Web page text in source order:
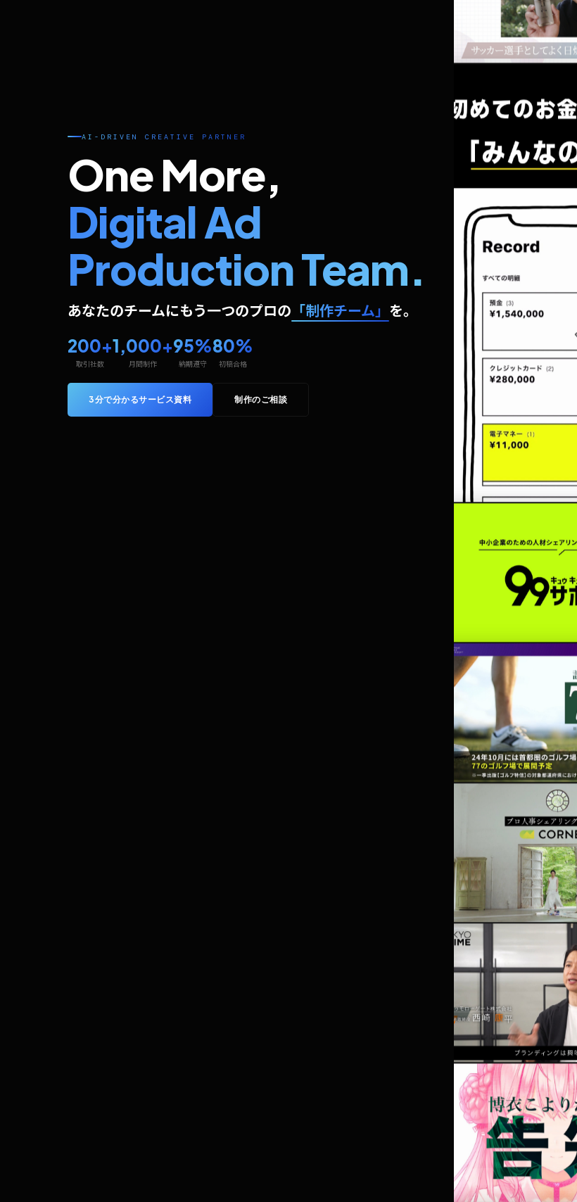
AI-DRIVEN CREATIVE PARTNER
One More,
Digital Ad
Production Team.
あなたのチームにもう一つのプロの 「制作チーム」 を。
200+
取引社数
1,000+
月間制作
95%
納期遵守
80%
初稿合格
3分で分かるサービス資料 制作のご相談